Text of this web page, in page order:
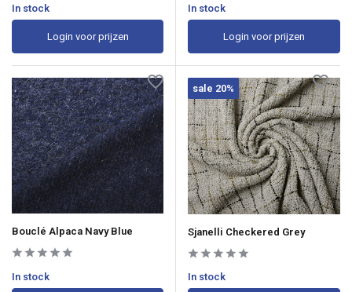
In stock
Login voor prijzen
In stock
Login voor prijzen
Bouclé Alpaca Navy Blue
In stock
sale 20%
Sjanelli Checkered Grey
In stock